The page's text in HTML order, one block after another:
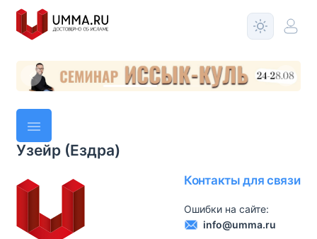
Узейр (Ездра)
Контакты для связи
Ошибки на сайте:
info@umma.ru